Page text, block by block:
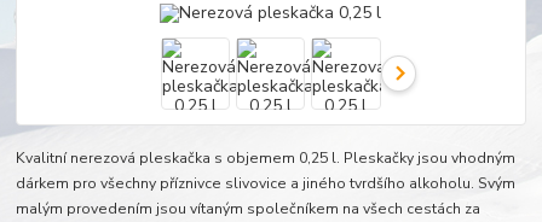
Kvalitní nerezová pleskačka s objemem 0,25 l. Pleskačky jsou vhodným
dárkem pro všechny příznivce slivovice a jiného tvrdšího alkoholu. Svým
malým provedením jsou vítaným společníkem na všech cestách za